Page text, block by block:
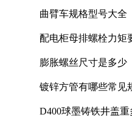
曲臂车规格型号大全
配电柜母排螺栓力矩
膨胀螺丝尺寸是多少
镀锌方管有哪些常见
D400球墨铸铁井盖重